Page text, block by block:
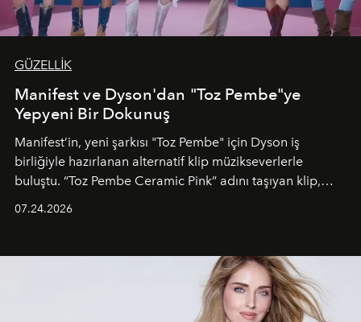
GÜZELLİK
Manifest ve Dyson'dan "Toz Pembe"ye
Yepyeni Bir Dokunuş
Manifest’in, yeni şarkısı "Toz Pembe" için Dyson iş
birliğiyle hazırlanan alternatif klip müzikseverlerle
buluştu. “Toz Pembe Ceramic Pink” adını taşıyan klip,
unsurlarından biri olarak öne çıkıyor.
07.24.2026